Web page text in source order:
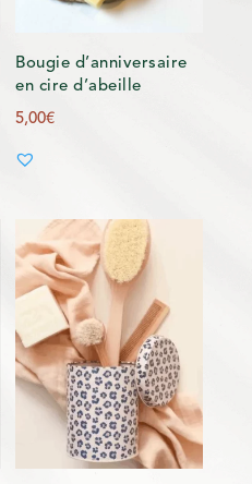
Bougie d’anniversaire
en cire d’abeille
5,00€